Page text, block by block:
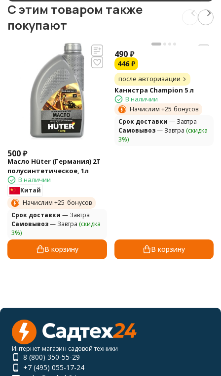
C этим товаром также
покупают
500₽
Масло Hüter (Германия) 2Т
полусинтетическое, 1л
В наличии
Китай
Начислим +25 бонусов
Cрок доставки — Завтра
Самовывоз— Завтра (скидка
3%)
В корзину
490 ₽
446 ₽
после авторизации
Канистра Champion 5 л
В наличии
Начислим +25 бонусов
Cрок доставки — Завтра
Самовывоз— Завтра (скидка
3%)
В корзину
Интернет-магазин садовой техники
8 (800) 350-55-29
+7 (495) 055-17-24